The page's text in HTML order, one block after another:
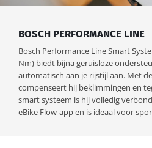
BOSCH PERFORMANCE LINE
Bosch Performance Line Smart
Nm) biedt bijna geruisloze
automatisch aan je rijstijl aan. Met
compenseert hij beklimmingen en
smart systeem is hij volledig
eBike Flow-app en is ideaal voor